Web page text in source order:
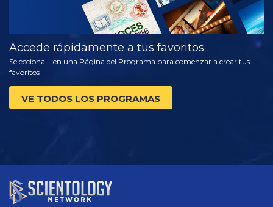
Accede rápidamente a tus favoritos
Selecciona + en una Página del Programa para comenzar a crear tus
favoritos
VE TODOS LOS PROGRAMAS